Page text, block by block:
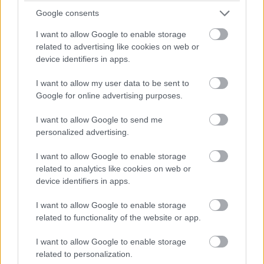
Google consents
I want to allow Google to enable storage
related to advertising like cookies on web or
device identifiers in apps.
I want to allow my user data to be sent to
Google for online advertising purposes.
I want to allow Google to send me
personalized advertising.
I want to allow Google to enable storage
related to analytics like cookies on web or
device identifiers in apps.
I want to allow Google to enable storage
related to functionality of the website or app.
I want to allow Google to enable storage
related to personalization.
Opel Magyarország
balatoni kardioösvény (X)
4 és egy 8 km-es egészségügyi tanösvény nyílt
Balatonalmádiban.
#családi fesztivál
#legendák találkozása
#hungaroring
#auto